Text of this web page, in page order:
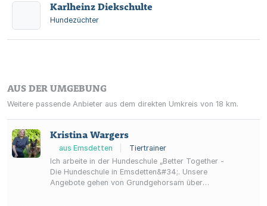
Karlheinz Diekschulte
Hundezüchter
AUS DER UMGEBUNG
Weitere passende Anbieter aus dem direkten Umkreis von 18 km.
Kristina Wargers
aus Emsdetten
Tiertrainer
Ich arbeite in der Hundeschule „Better Together -
Die Hundeschule in Emsdetten&#34;. Unsere
Angebote gehen von Grundgehorsam über